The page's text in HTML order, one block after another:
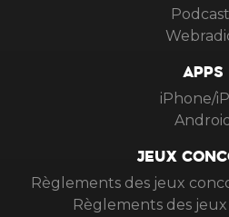
APPS
iPhone/
Android
JEUX
Règlements des jeux
Règlements des